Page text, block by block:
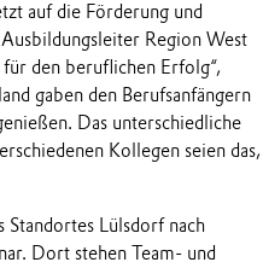
auf die Förderung und
Region West
den beruflichen Erfolg“,
gaben den Berufsanfängern
Das unterschiedliche
Kollegen seien das,
Standortes Lülsdorf nach
Dort stehen Team- und